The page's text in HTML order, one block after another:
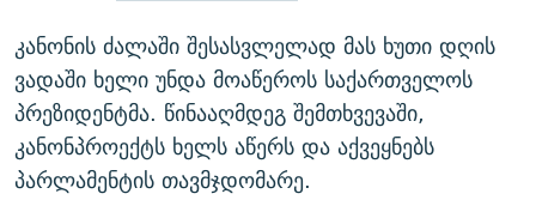
კანონის ძალაში შესასვლელად მას ხუთი დღის
ვადაში ხელი უნდა მოაწეროს საქართველოს
პრეზიდენტმა. წინააღმდეგ შემთხვევაში,
კანონპროექტს ხელს აწერს და აქვეყნებს
პარლამენტის თავმჯდომარე.